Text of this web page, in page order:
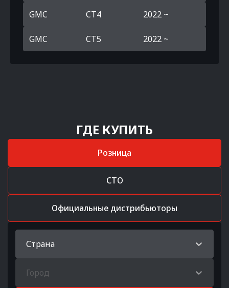
GMC CT4 2022 ~
GMC CT5 2022 ~
ГДЕ КУПИТЬ
Розница
СТО
Официальные дистрибьюторы
Страна
Город